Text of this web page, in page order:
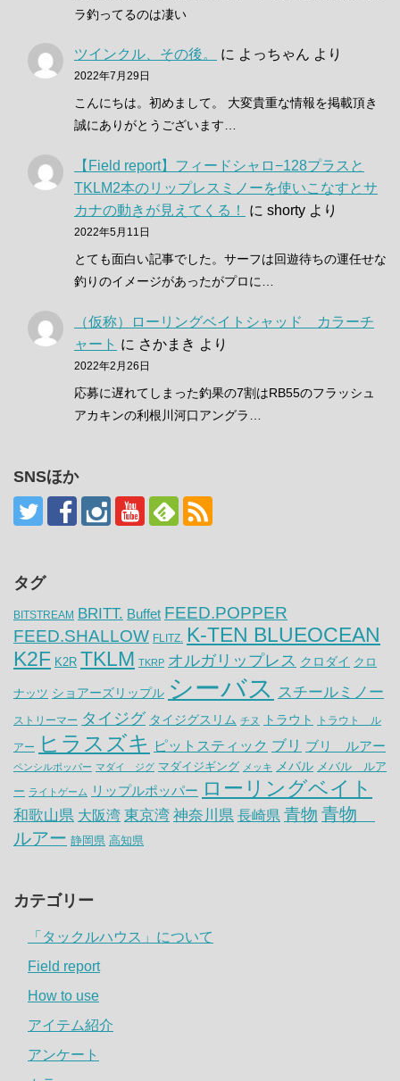
ラ釣ってるのは凄い
ツインクル、その後。 に よっちゃん より
2022年7月29日
こんにちは。初めまして。 大変貴重な情報を掲載頂き
誠にありがとうございます…
【Field report】フィードシャロ−128プラスと
TKLM2本のリップレスミノーを使いこなすとサ
カナの動きが見えてくる！
に shorty より
2022年5月11日
とても面白い記事でした。サーフは回遊待ちの運任せな
釣りのイメージがあったがプロに…
（仮称）ローリングベイトシャッド カラーチ
ャート に さかまき より
2022年2月26日
応募に遅れてしまった釣果の7割はRB55のフラッシュ
アカキンの利根川河口アングラ…
SNSほか
タグ
BITSTREAM BRITT. Buffet FEED.POPPER
FEED.SHALLOW FLITZ.
K-TEN BLUEOCEAN
K2F K2R TKLM TKRP オルガリップレス クロダイ クロ
ナッツ ショアーズリップル シーバス スチールミノー
ストリーマー タイジグ タイジグスリム チヌ トラウト トラウト ル
アー ヒラスズキ ピットスティック ブリ ブリ ルアー
ペンシルポッパー マダイ ジグ マダイジギング メッキ メバル メバル ルア
ー ライトゲーム リップルポッパー ローリングベイト
和歌山県 大阪湾 東京湾 神奈川県 長崎県 青物 青物
ルアー 静岡県 高知県
カテゴリー
「タックルハウス」について
Field report
How to use
アイテム紹介
アンケート